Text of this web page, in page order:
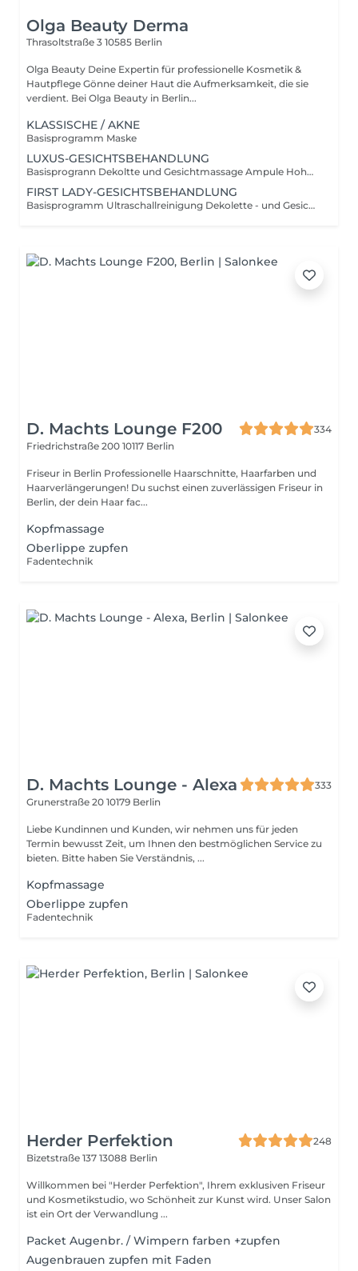
Olga Beauty Derma
Thrasoltstraße 3 10585 Berlin
Olga Beauty Deine Expertin für professionelle Kosmetik &
Hautpflege Gönne deiner Haut die Aufmerksamkeit, die sie
verdient. Bei Olga Beauty in Berlin...
KLASSISCHE / AKNE
Basisprogramm Maske
LUXUS-GESICHTSBEHANDLUNG
Basisprogrann Dekoltte und Gesichtmassage Ampule Hohwertige Maske
FIRST LADY-GESICHTSBEHANDLUNG
Basisprogramm Ultraschallreinigung Dekolette - und Gesichtsmassage Ultraschall für Gesicht 5 Min. Ampulle Straffende Gesichtsmaske
D. Machts Lounge F200
334
Friedrichstraße 200 10117 Berlin
Friseur in Berlin Professionelle Haarschnitte, Haarfarben und
Haarverlängerungen! Du suchst einen zuverlässigen Friseur in
Berlin, der dein Haar fac...
Kopfmassage
Oberlippe zupfen
Fadentechnik
D. Machts Lounge - Alexa
333
Grunerstraße 20 10179 Berlin
Liebe Kundinnen und Kunden, wir nehmen uns für jeden
Termin bewusst Zeit, um Ihnen den bestmöglichen Service zu
bieten. Bitte haben Sie Verständnis, ...
Kopfmassage
Oberlippe zupfen
Fadentechnik
Herder Perfektion
248
Bizetstraße 137 13088 Berlin
Willkommen bei "Herder Perfektion", Ihrem exklusiven Friseur
und Kosmetikstudio, wo Schönheit zur Kunst wird. Unser Salon
ist ein Ort der Verwandlung ...
Packet Augenbr. / Wimpern farben +zupfen
Augenbrauen zupfen mit Faden